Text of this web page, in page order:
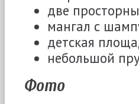
две
мангал с
детская
небольшой
Фото